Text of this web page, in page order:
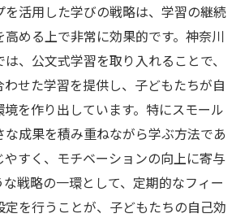
を活用した学びの戦略は、学習の継続
める上で非常に効果的です。神奈川
、公文式学習を取り入れることで、
せた学習を提供し、子どもたちが自
を作り出しています。特にスモール
な成果を積み重ねながら学ぶ方法であ
やすく、モチベーションの向上に寄与
な戦略の一環として、定期的なフィー
定を行うことが、子どもたちの自己効